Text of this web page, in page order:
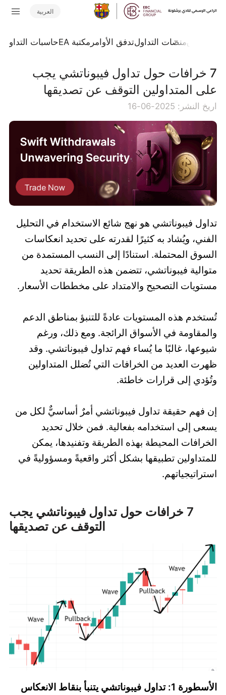
العربية
السوقمنصات التداولتدفق الأوامر مكتبة EA حاسبات التداول
7 خرافات حول تداول فيبوناتشي يجب
على المتداولين التوقف عن تصديقها
اريخ النشر: 2025-06-16
تداول فيبوناتشي هو نهج شائع الاستخدام في التحليل
الفني، ويُشاد به كثيرًا لقدرته على تحديد انعكاسات
السوق المحتملة. استنادًا إلى النسب المستمدة من
متوالية فيبوناتشي، تتضمن هذه الطريقة تحديد
مستويات التصحيح والامتداد على مخططات الأسعار.
تُستخدم هذه المستويات عادةً للتنبؤ بمناطق الدعم
والمقاومة في الأسواق الرائجة. ومع ذلك، ورغم
شيوعها، غالبًا ما يُساء فهم تداول فيبوناتشي. وقد
ظهرت العديد من الخرافات التي تُضلل المتداولين
وتُؤدي إلى قرارات خاطئة.
إن فهم حقيقة تداول فيبوناتشي أمرٌ أساسيٌّ لكل من
يسعى إلى استخدامه بفعالية. فمن خلال تحديد
الخرافات المحيطة بهذه الطريقة وتفنيدها، يمكن
للمتداولين تطبيقها بشكل أكثر واقعيةً ومسؤوليةً في
استراتيجياتهم.
7 خرافات حول تداول فيبوناتشي يجب
التوقف عن تصديقها
الأسطورة 1: تداول فيبوناتشي يتنبأ بنقاط الانعكاس